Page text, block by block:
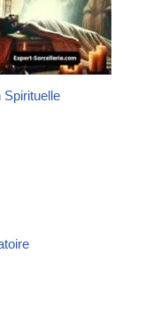
Spirituelle